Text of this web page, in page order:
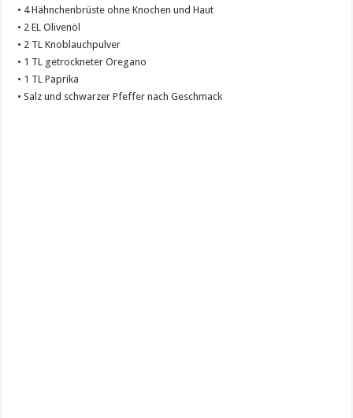
• 4 Hähnchenbrüste ohne Knochen und Haut
• 2 EL Olivenöl
• 2 TL Knoblauchpulver
• 1 TL getrockneter Oregano
• 1 TL Paprika
• Salz und schwarzer Pfeffer nach Geschmack